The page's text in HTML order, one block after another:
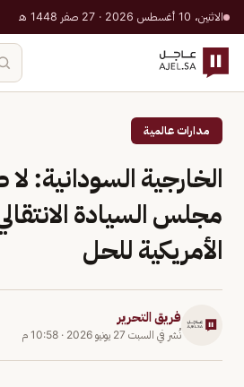
الاثنين، 10 أغسطس 2026 · 27 صفر 1448 هـ
مدارات عالمية
الخارجية السودانية:
مجلس السيادة
الأمريكية للحل
فريق التحرير
نُشر في السبت 27 يونيو 2026 · 10:58 م